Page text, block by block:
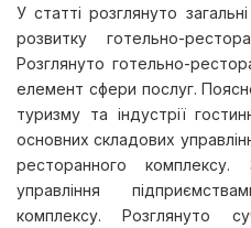
У статті розглянуто
розвитку готельно-
Розглянуто готельно-
елемент сфери послуг.
туризму та індустрії
основних складових
ресторанного комплексу.
управління
комплексу. Розглянуто